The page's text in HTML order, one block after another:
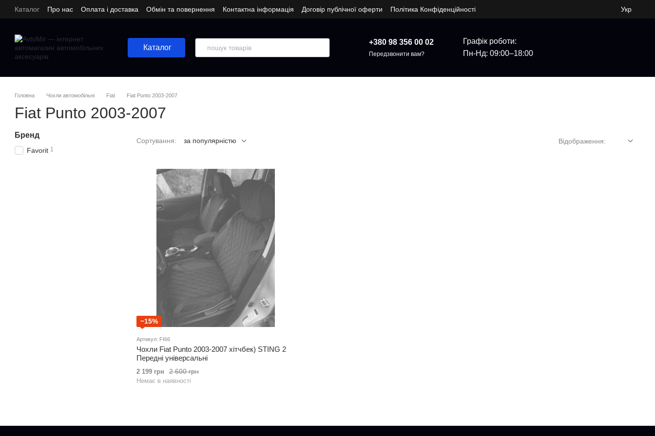
Перейти до основного контенту
Каталог Про нас Оплата і доставка Обмін та повернення Контактна інформація Договір публічної оферти Політика Конфіденційності Укр
Каталог
+380 98 356 00 02
Передзвонити вам?
Графік роботи:
Пн-Нд: 09:00–18:00
Головна Чохли автомобільні Fiat Fiat Punto 2003-2007
Fiat Punto 2003-2007
Сортування: за популярністю Відображення:
−15%
Артикул: FI66
Чохли Fiat Punto 2003-2007 хітчбек) STING 2
Передні універсальні
2 600 грн
2 199 грн
Немає в наявності
Бренд
Favorit 1